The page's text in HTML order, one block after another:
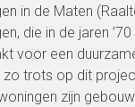
in de Maten
die in de jaren
voor een
zo trots op dit
zijn